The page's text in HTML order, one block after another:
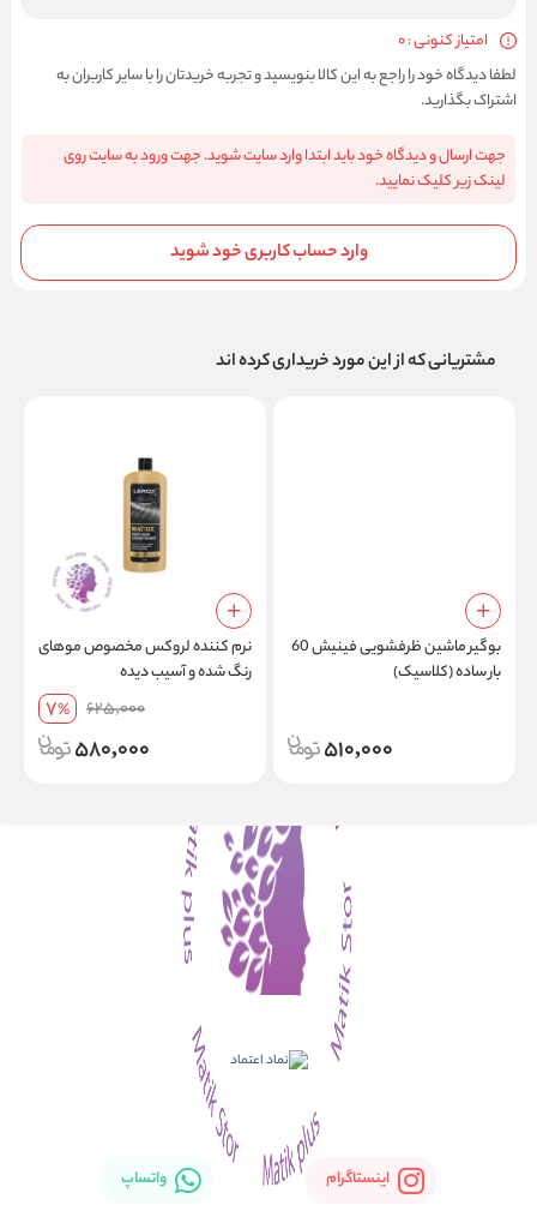
امتیاز کنونی : 0
لطفا دیدگاه خود را راجع به این کالا بنویسید و تجربه خریدتان را با سایر کاربران به
اشتراک بگذارید.
جهت ارسال و دیدگاه خود باید ابتدا وارد سایت شوید. جهت ورود به سایت روی
لینک زیر کلیک نمایید.
وارد حساب کاربری خود شوید
مشتریانی که از این مورد خریداری کرده اند
بوگیر ماشین ظرفشویی فینیش 60
بار ساده (کلاسیک)
510,000
نرم کننده لروکس مخصوص موهای
رنگ شده و آسیب دیده
625,000
7%
580,000
اینستاگرام واتساپ